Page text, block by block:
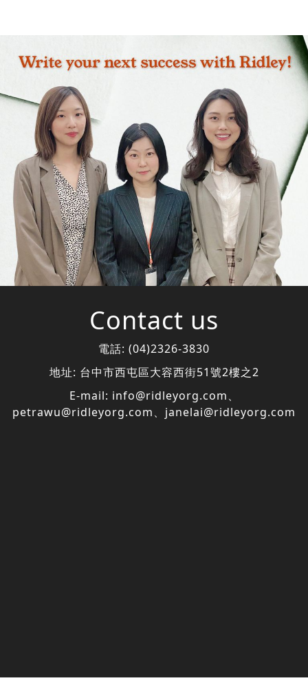
Contact us
電話: (04)2326-3830
地址: 台中市西屯區大容西街51號2樓之2
E-mail: info@ridleyorg.com、
petrawu@ridleyorg.com、 janelai@ridleyorg.com